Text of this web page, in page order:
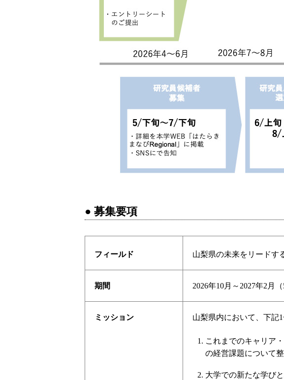
● 募集要項
フィールド 山梨県の未来をリードす
期間 2026年10月～2027年2月（
ミッション 山梨県内において、下記
これまでのキャリア
の経営課題について
大学での新たな学び